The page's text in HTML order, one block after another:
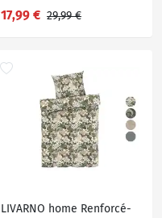
17,99 € 29,99 €
LIVARNO home Renforcé-